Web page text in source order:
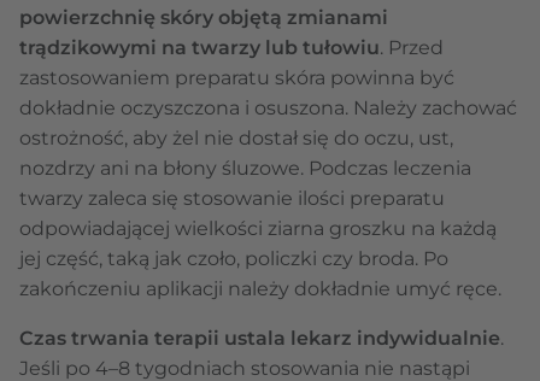
powierzchnię skóry objętą zmianami
trądzikowymi na twarzy lub tułowiu. Przed
zastosowaniem preparatu skóra powinna być
dokładnie oczyszczona i osuszona. Należy zachować
ostrożność, aby żel nie dostał się do oczu, ust,
nozdrzy ani na błony śluzowe. Podczas leczenia
twarzy zaleca się stosowanie ilości preparatu
odpowiadającej wielkości ziarna groszku na każdą
jej część, taką jak czoło, policzki czy broda. Po
zakończeniu aplikacji należy dokładnie umyć ręce.
Czas trwania terapii ustala lekarz indywidualnie.
Jeśli po 4–8 tygodniach stosowania nie nastąpi